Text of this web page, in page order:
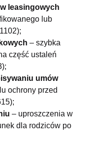
leasingowych
lub
– szybka
część ustaleń
umów
ochrony przed
– uproszczenia w
dla rodziców po